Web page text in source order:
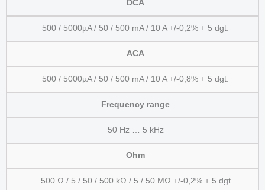
DCA
500 / 5000µA / 50 / 500 mA / 10 A +/-0,2% + 5 dgt.
ACA
500 / 5000µA / 50 / 500 mA / 10 A +/-0,8% + 5 dgt.
Frequency range
50 Hz … 5 kHz
Ohm
500 Ω / 5 / 50 / 500 kΩ / 5 / 50 MΩ +/-0,2% + 5 dgt